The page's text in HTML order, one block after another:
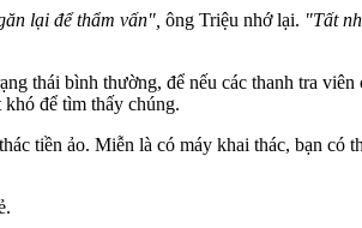
lại để thẩm vấn", ông Triệu nhớ lại. "Tất
thái bình thường, để nếu các thanh tra
khó để tìm thấy chúng.
tiền ảo. Miễn là có máy khai thác, bạn